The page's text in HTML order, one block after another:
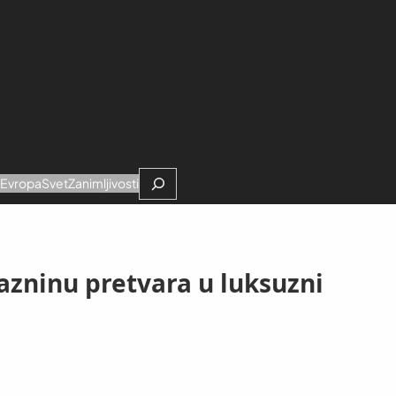
EvropaSvetZanimljivostiSearch
pretvara u luksuzni